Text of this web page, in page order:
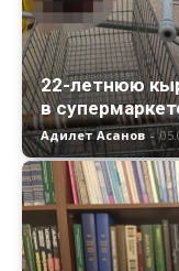
22-летнюю
в
Адилет Асанов -